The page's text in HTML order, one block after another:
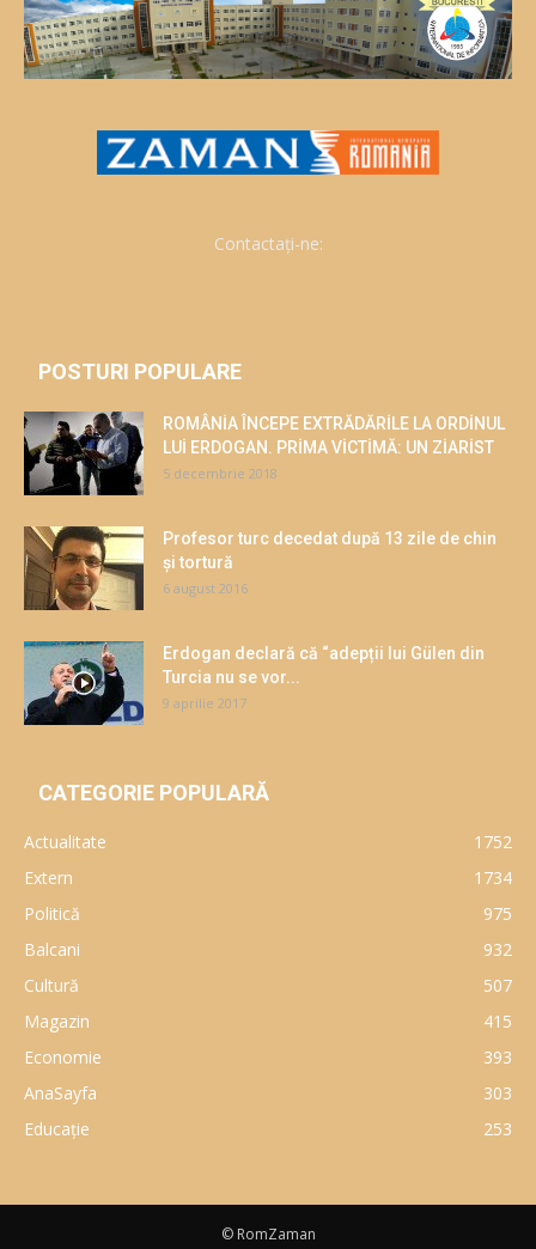
Contactați-ne:
POSTURI POPULARE
ROMÂNİA ÎNCEPE EXTRĂDĂRİLE LA ORDİNUL
LUİ ERDOGAN. PRİMA VİCTİMĂ: UN ZİARİST
5 decembrie 2018
Profesor turc decedat după 13 zile de chin
și tortură
6 august 2016
Erdogan declară că “adepții lui Gülen din
Turcia nu se vor...
9 aprilie 2017
CATEGORIE POPULARĂ
Actualitate
1752
Extern
1734
Politică
975
Balcani
932
Cultură
507
Magazin
415
Economie
393
AnaSayfa
303
Educaţie
253
© RomZaman